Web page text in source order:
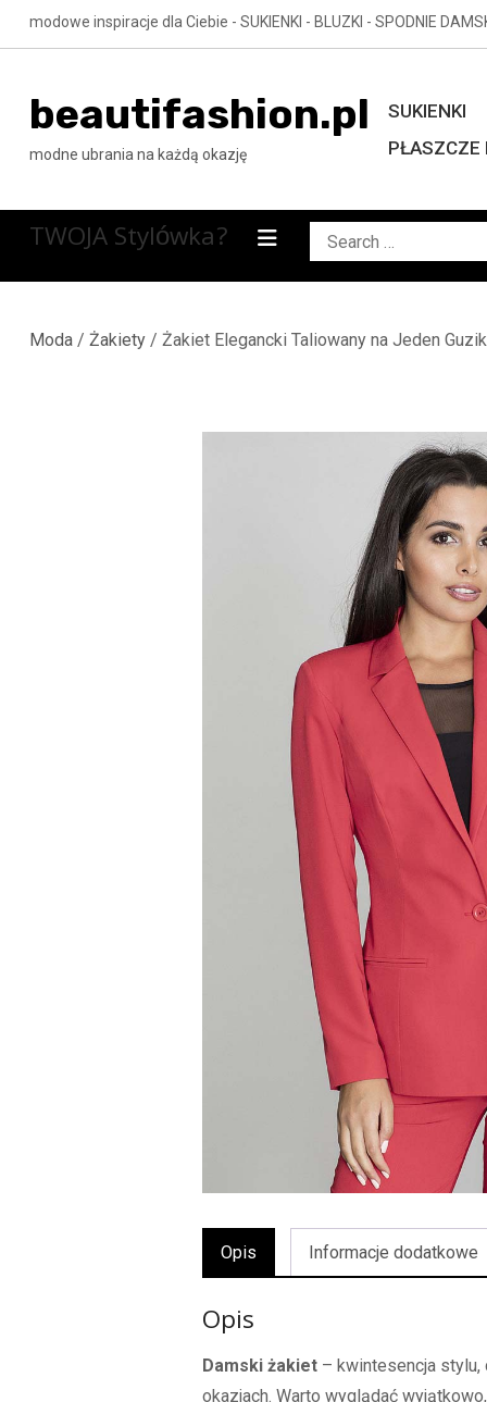
Skip
to
modowe inspiracje dla Ciebie - SUKIENKI - BLUZKI - SPODNIE
beautifashion.pl
modne ubrania na każdą okazję
SUKIENKI
PŁASZCZE
TWOJA Stylówka?
Search
for:
Moda/ Żakiety/ Żakiet Elegancki Taliowany na Jeden
Opis Informacje dodatkowe
Opis
Damski żakiet– kwintesencja stylu,
okazjach. Warto wyglądać